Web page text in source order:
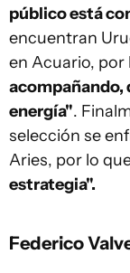
público está
encuentran
en Acuario, por
acompañando,
energía".
selección se
Aries, por lo
estrategia".
Federico